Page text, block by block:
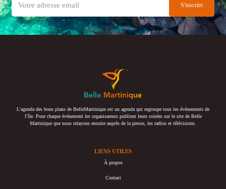
L’agenda des bons plans de BelleMartinique est un agenda qui regroupe tous les événements de
l’île. Pour chaque événement les organisateurs publient leurs soirées sur le site de Belle
Martinique que nous relayons ensuite auprès de la presse, les radios et télévisions.
LIENS UTILES
À propos
Contact